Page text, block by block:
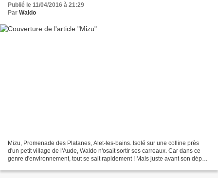
Publié le 11/04/2016 à 21:29
Par Waldo
Mizu, Promenade des Platanes, Alet-les-bains. Isolé sur une colline près
d'un petit village de l'Aude, Waldo n'osait sortir ses carreaux. Car dans ce
genre d'environnement, tout se sait rapidement ! Mais juste avant son départ,